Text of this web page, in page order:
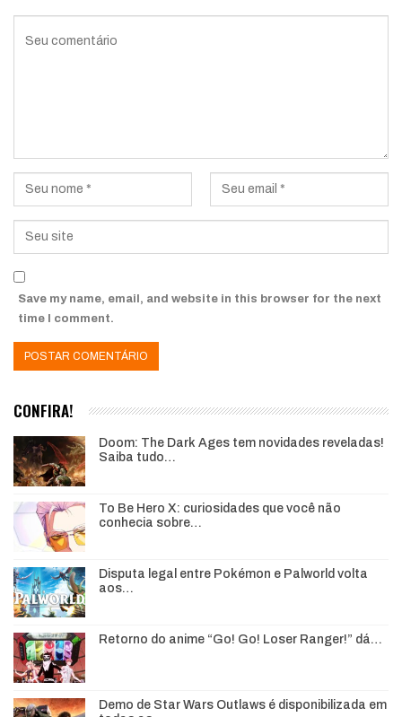
Save my name, email, and website in this browser for the next
time I comment.
CONFIRA!
Doom: The Dark Ages tem novidades reveladas!
Saiba tudo…
To Be Hero X: curiosidades que você não
conhecia sobre…
Disputa legal entre Pokémon e Palworld volta
aos…
Retorno do anime “Go! Go! Loser Ranger!” dá…
Demo de Star Wars Outlaws é disponibilizada em